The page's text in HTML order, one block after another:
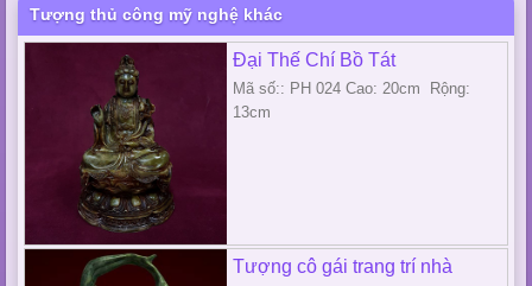
Tượng thủ công mỹ nghệ khác
Đại Thế Chí Bồ Tát
Mã số:: PH 024 Cao: 20cm Rộng:
13cm
Tượng cô gái trang trí nhà